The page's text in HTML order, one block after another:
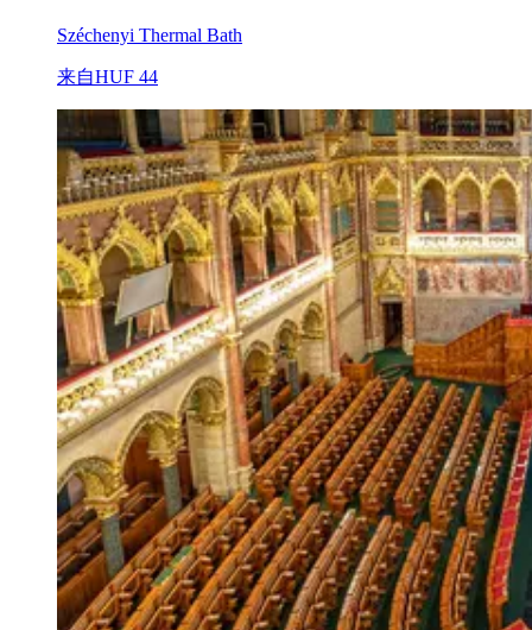
Széchenyi Thermal Bath
来自HUF 44